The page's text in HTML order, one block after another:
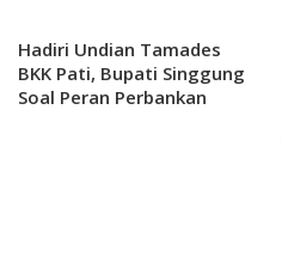
Hadiri Undian Tamades
BKK Pati, Bupati Singgung
Soal Peran Perbankan